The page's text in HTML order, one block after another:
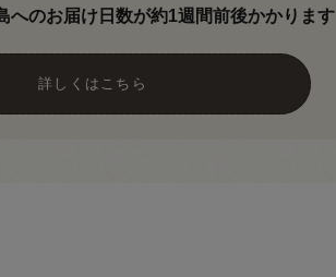
へのお届け日数が約1週間前後かかります
詳しくはこちら